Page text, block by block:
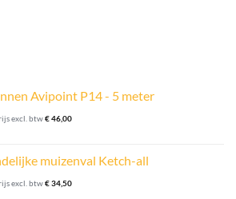
Avipoint P14 - 5 meter
excl. btw€46,00
muizenval Ketch-all
excl. btw€34,50